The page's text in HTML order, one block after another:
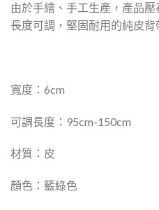
由於手繪、手工生產，產品
長度可調，堅固耐用的純皮背
寬度：6cm
可調長度：95cm-150cm
材質：皮
顏色：籃綠色